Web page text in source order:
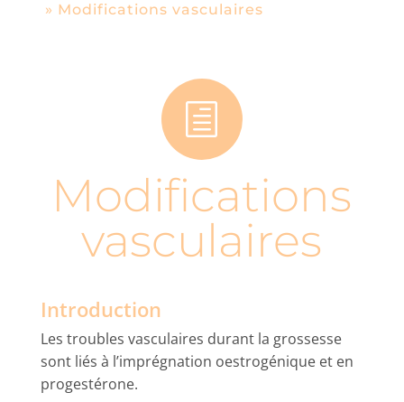
» Modifications vasculaires
h
Modifications
vasculaires
Introduction
Les troubles vasculaires durant la grossesse
sont liés à l’imprégnation oestrogénique et en
progestérone.